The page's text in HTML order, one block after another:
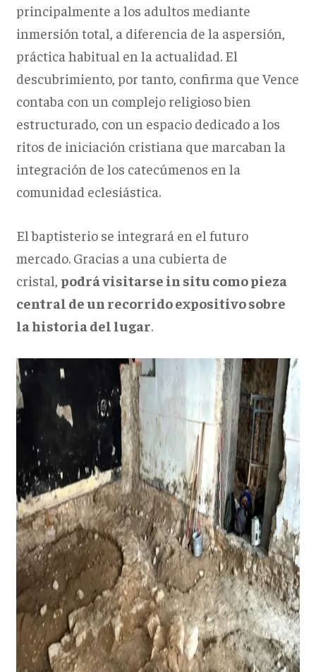
principalmente a los adultos mediante
inmersión total, a diferencia de la aspersión,
práctica habitual en la actualidad. El
descubrimiento, por tanto, confirma que Vence
contaba con un complejo religioso bien
estructurado, con un espacio dedicado a los
ritos de iniciación cristiana que marcaban la
integración de los catecúmenos en la
comunidad eclesiástica.
El baptisterio se integrará en el futuro
mercado. Gracias a una cubierta de
cristal, podrá visitarse in situ como pieza
central de un recorrido expositivo sobre
la historia del lugar.